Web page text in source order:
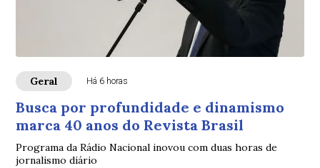
Geral Há 6 horas
Busca por profundidade e dinamismo
marca 40 anos do Revista Brasil
Programa da Rádio Nacional inovou com duas horas de
jornalismo diário